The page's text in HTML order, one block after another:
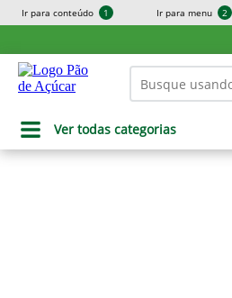
Ir para conteúdo 1 Ir para menu 2
Ver todas categorias